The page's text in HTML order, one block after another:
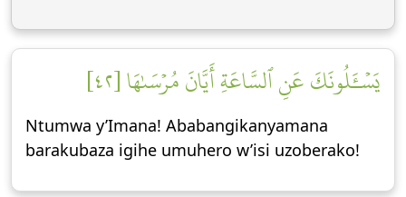
يَسۡـَٔلُونَكَ عَنِ ٱلسَّاعَةِ أَيَّانَ مُرۡسَىٰهَا [٤٢]
Ntumwa y’Imana! Ababangikanyamana
barakubaza igihe umuhero w’isi uzoberako!